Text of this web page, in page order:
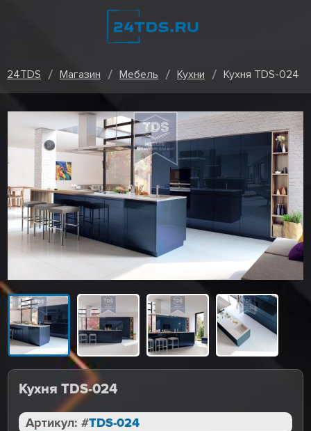
24TDS Магазин Мебель Кухни Кухня TDS-024
Кухня TDS-024
Артикул: #TDS-024